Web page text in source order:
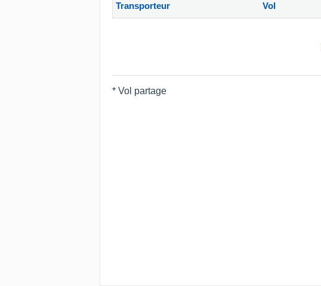
Transporteur Vol
* Vol partage